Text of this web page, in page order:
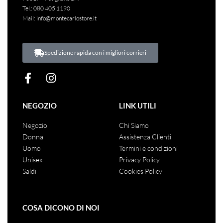
Tel.: 080 405 1190
Mail: info@montecarlostore.it
Spedizione rapida con i migliori corrieri
NEGOZIO
Negozio
Donna
Uomo
Unisex
Saldi
LINK UTILI
Chi Siamo
Assistenza Clienti
Termini e condizioni
Privacy Policy
Cookies Policy
COSA DICONO DI NOI